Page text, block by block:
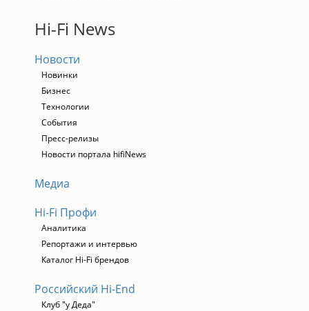
Hi-Fi News
Новости
Новинки
Бизнес
Технологии
События
Пресс-релизы
Новости портала hifiNews
Медиа
Hi-Fi Профи
Аналитика
Репортажи и интервью
Каталог Hi-Fi брендов
Российский Hi-End
Клуб "у Деда"